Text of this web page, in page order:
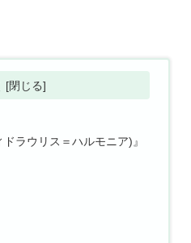
ドラウリス＝ハルモニア)』